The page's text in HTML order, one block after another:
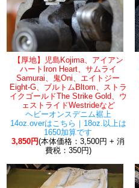
【厚地】児島Kojima、アイアン
ハートIron Heart、サムライ
Samurai、鬼Oni、エイトジー
Eight-G、ブルトムBltom、ストラ
イクゴールドThe Strike Gold、ウ
ェストライドWestrideなど
ヘビーオンスデニム裾上
14oz.overはこちら｜18oz.以上は
1650加算です
3,850円(本体価格：3,500円 + 消
費税：350円)